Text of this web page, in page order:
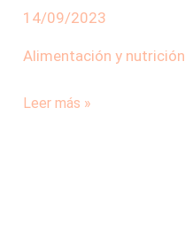
14/09/2023
Alimentación y nutrición
valorados
Amazon
Leer más »